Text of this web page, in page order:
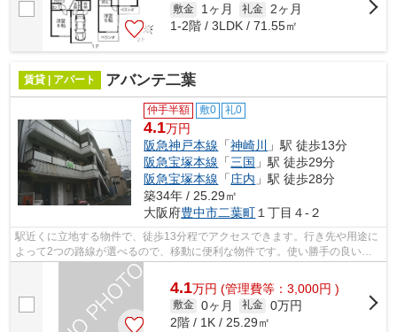
敷金 1ヶ月 礼金 2ヶ月
1-2階 / 3LDK / 71.55㎡
賃貸 | アパート アバンテ二葉
仲手半額 敷0 礼0
4.1万円
阪急神戸本線 「神崎川
」駅 徒歩13分
阪急宝塚本線 「三国 」駅 徒歩29分
阪急宝塚本線 「庄内 」駅 徒歩28分
築34年 / 25.29㎡
大阪府豊中市二葉町１丁目４-２
駅近くに立地する物件で、徒歩13分程でアクセスできます。行き先や用途に
よって2つの路線が選べるので、移動に便利な物件です。使い勝手の良いア
パートでイチオシの物件です。最上階の...
4.1万円 (管理費等：3,000円 )
敷金 0ヶ月 礼金 0万円
2階 / 1K / 25.29㎡